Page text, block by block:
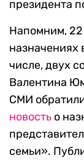
президента
Напомним,
назначениях
числе, двух
Валентина
СМИ
новость о
семьи».